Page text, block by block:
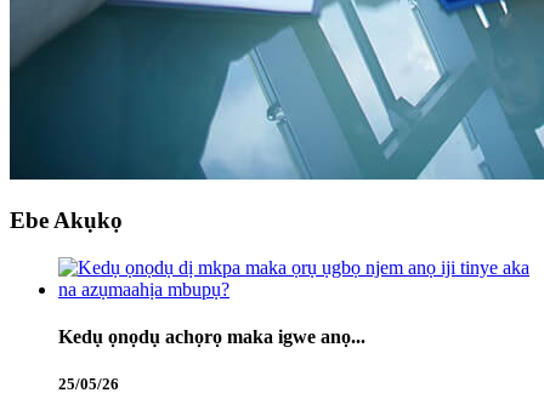
Ebe Akụkọ
Kedụ ọnọdụ achọrọ maka igwe anọ...
25/05/26